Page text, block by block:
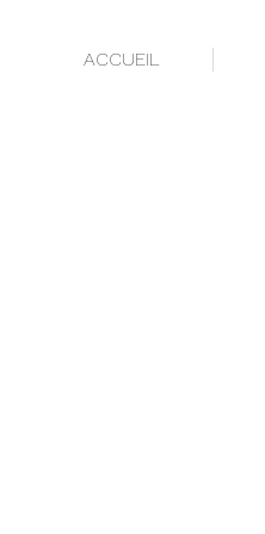
ACCUEIL
ACCUEIL